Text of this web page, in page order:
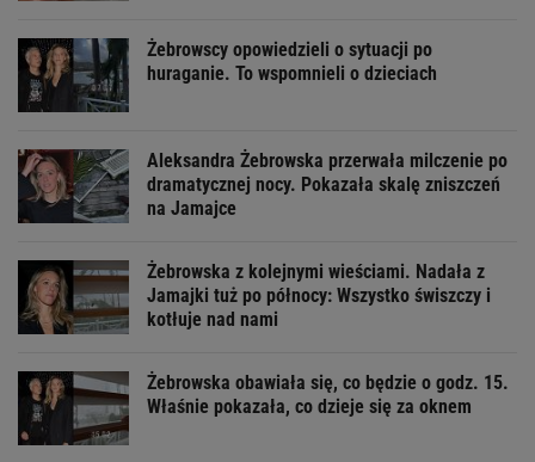
Żebrowscy opowiedzieli o sytuacji po
huraganie. To wspomnieli o dzieciach
Aleksandra Żebrowska przerwała milczenie po
dramatycznej nocy. Pokazała skalę zniszczeń
na Jamajce
Żebrowska z kolejnymi wieściami. Nadała z
Jamajki tuż po północy: Wszystko świszczy i
kotłuje nad nami
Żebrowska obawiała się, co będzie o godz. 15.
Właśnie pokazała, co dzieje się za oknem